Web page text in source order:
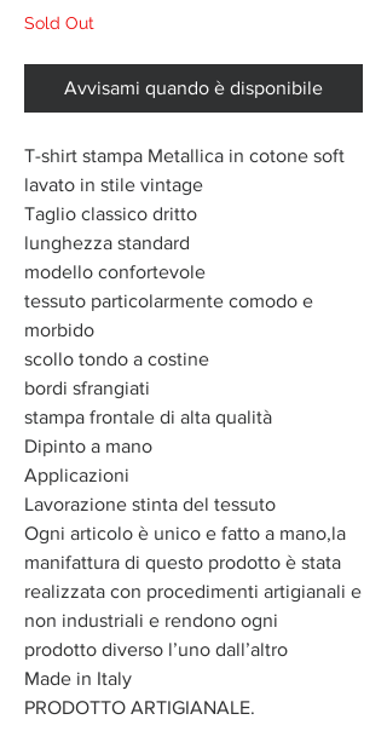
Sold Out
Avvisami quando è disponibile
T-shirt stampa Metallica in cotone soft
lavato in stile vintage
Taglio classico dritto
lunghezza standard
modello confortevole
tessuto particolarmente comodo e
morbido
scollo tondo a costine
bordi sfrangiati
stampa frontale di alta qualità
Dipinto a mano
Applicazioni
Lavorazione stinta del tessuto
Ogni articolo è unico e fatto a mano,la
manifattura di questo prodotto è stata
realizzata con procedimenti artigianali e
non industriali e rendono ogni
prodotto diverso l’uno dall’altro
Made in Italy
PRODOTTO ARTIGIANALE.